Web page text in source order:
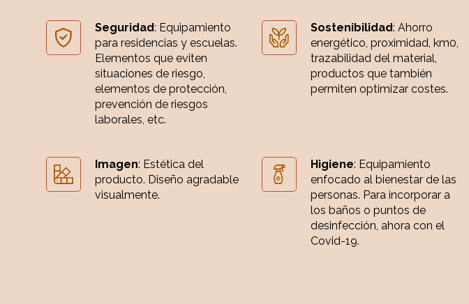
Seguridad: Equipamiento
para residencias y escuelas.
Elementos que eviten
situaciones de riesgo,
elementos de protección,
prevención de riesgos
laborales, etc.
Sostenibilidad: Ahorro
energético, proximidad, km0,
trazabilidad del material,
productos que también
permiten optimizar costes.
Imagen: Estética del
producto. Diseño agradable
visualmente.
Higiene: Equipamiento
enfocado al bienestar de las
personas. Para incorporar a
los baños o puntos de
desinfección, ahora con el
Covid-19.